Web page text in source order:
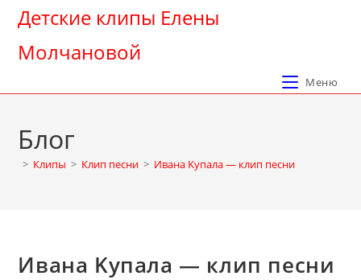
Перейти
содержимому
Детские клипы Елены
Молчановой
Меню
Блог
> Клипы > Клип песни > Ивана Kупала — клип песни
Ивана Kупала — клип песни